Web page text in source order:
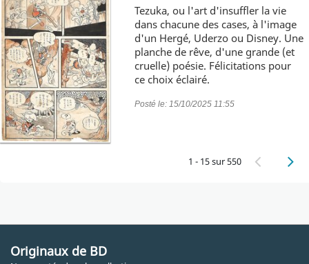
Tezuka, ou l'art d'insuffler la vie
dans chacune des cases, à l'image
d'un Hergé, Uderzo ou Disney. Une
planche de rêve, d'une grande (et
cruelle) poésie. Félicitations pour
ce choix éclairé.
Posté le: 15/10/2025 11:55
1 - 15 sur 550
Originaux de BD